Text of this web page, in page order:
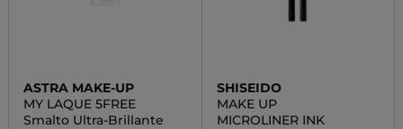
ASTRA MAKE-UP
MY LAQUE 5FREE
Smalto Ultra-Brillante
SHISEIDO
MAKE UP
MICROLINER INK